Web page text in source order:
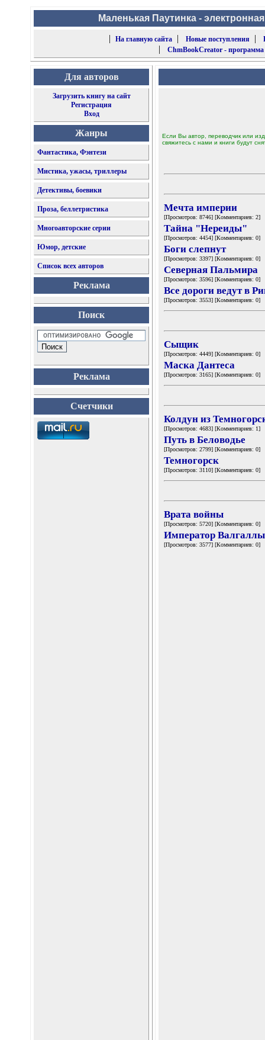
Маленькая Паутинка -
|
На главную сайта| Новые поступления |
| ChmBookCreator -
Для авторов
Загрузить книгу на сайт
Регистрация
Вход
Жанры
Фантастика, Фэнтези
Мистика, ужасы, триллеры
Детективы, боевики
Проза, беллетристика
Многоавторские серии
Юмор, детские
Список всех авторов
Реклама
Поиск
Реклама
Счетчики
Если Вы автор, переводчик или
свяжитесь с нами и книги будут
Мечта империи
[Просмотров: 8746] [Комментариев: 2]
Тайна "Нереиды"
[Просмотров: 4454] [Комментариев: 0]
Боги слепнут
[Просмотров: 3397] [Комментариев: 0]
Северная Пальмира
[Просмотров: 3596] [Комментариев: 0]
Все дороги ведут в
[Просмотров: 3553] [Комментариев: 0]
Сыщик
[Просмотров: 4449] [Комментариев: 0]
Маска Дантеса
[Просмотров: 3165] [Комментариев: 0]
Колдун из
[Просмотров: 4683] [Комментариев: 1]
Путь в Беловодье
[Просмотров: 2799] [Комментариев: 0]
Темногорск
[Просмотров: 3110] [Комментариев: 0]
Врата войны
[Просмотров: 5720] [Комментариев: 0]
Император Валгаллы
[Просмотров: 3577] [Комментариев: 0]